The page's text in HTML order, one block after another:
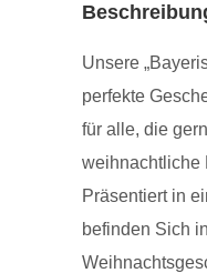
Unsere
perfekte
für alle, die
weihnachtliche
Präsentiert in
befinden Sich